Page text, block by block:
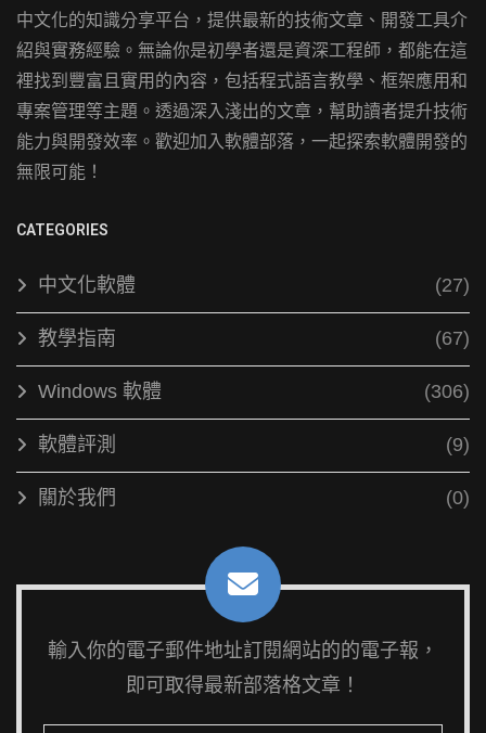
中文化的知識分享平台，提供最新的技術文章、開發工具介
紹與實務經驗。無論你是初學者還是資深工程師，都能在這
裡找到豐富且實用的內容，包括程式語言教學、框架應用和
專案管理等主題。透過深入淺出的文章，幫助讀者提升技術
能力與開發效率。歡迎加入軟體部落，一起探索軟體開發的
無限可能！
CATEGORIES
中文化軟體 (27)
教學指南 (67)
Windows 軟體 (306)
軟體評測 (9)
關於我們 (0)
輸入你的電子郵件地址訂閱網站的的電子報，
即可取得最新部落格文章！